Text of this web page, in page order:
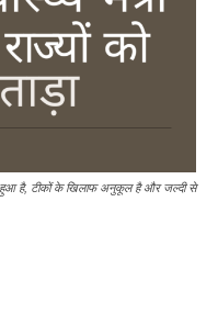
हुआ है, टीकों के खिलाफ अनुकूल है और जल्दी से